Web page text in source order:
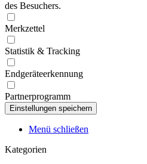
des Besuchers.
Merkzettel
Statistik & Tracking
Endgeräteerkennung
Partnerprogramm
Menü schließen
Kategorien